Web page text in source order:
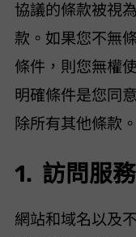
協議的條款被視
款。如果您不無
條件，則您無權使用本
明確條件是您同
除所有其他條款。
1. 訪問服務
網站和域名以及